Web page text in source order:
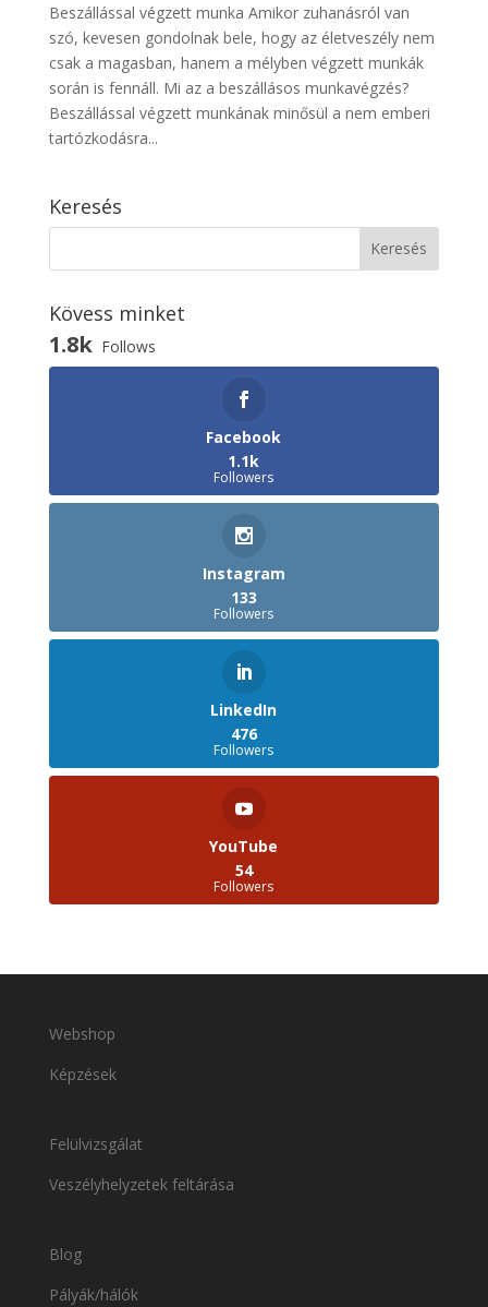
Beszállással végzett munka Amikor zuhanásról van
szó, kevesen gondolnak bele, hogy az életveszély nem
csak a magasban, hanem a mélyben végzett munkák
során is fennáll. Mi az a beszállásos munkavégzés?
Beszállással végzett munkának minősül a nem emberi
tartózkodásra...
Keresés
Kövess minket
1.8k Follows
Facebook
1.1k
Followers
Instagram
133
Followers
LinkedIn
476
Followers
YouTube
54
Followers
Webshop
Képzések
Felülvizsgálat
Veszélyhelyzetek feltárása
Blog
Pályák/hálók